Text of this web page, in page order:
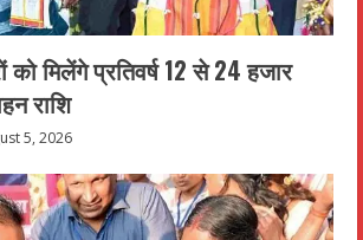
को मिलेंगे प्रतिवर्ष 12 से 24 हजार
राशि
5, 2026